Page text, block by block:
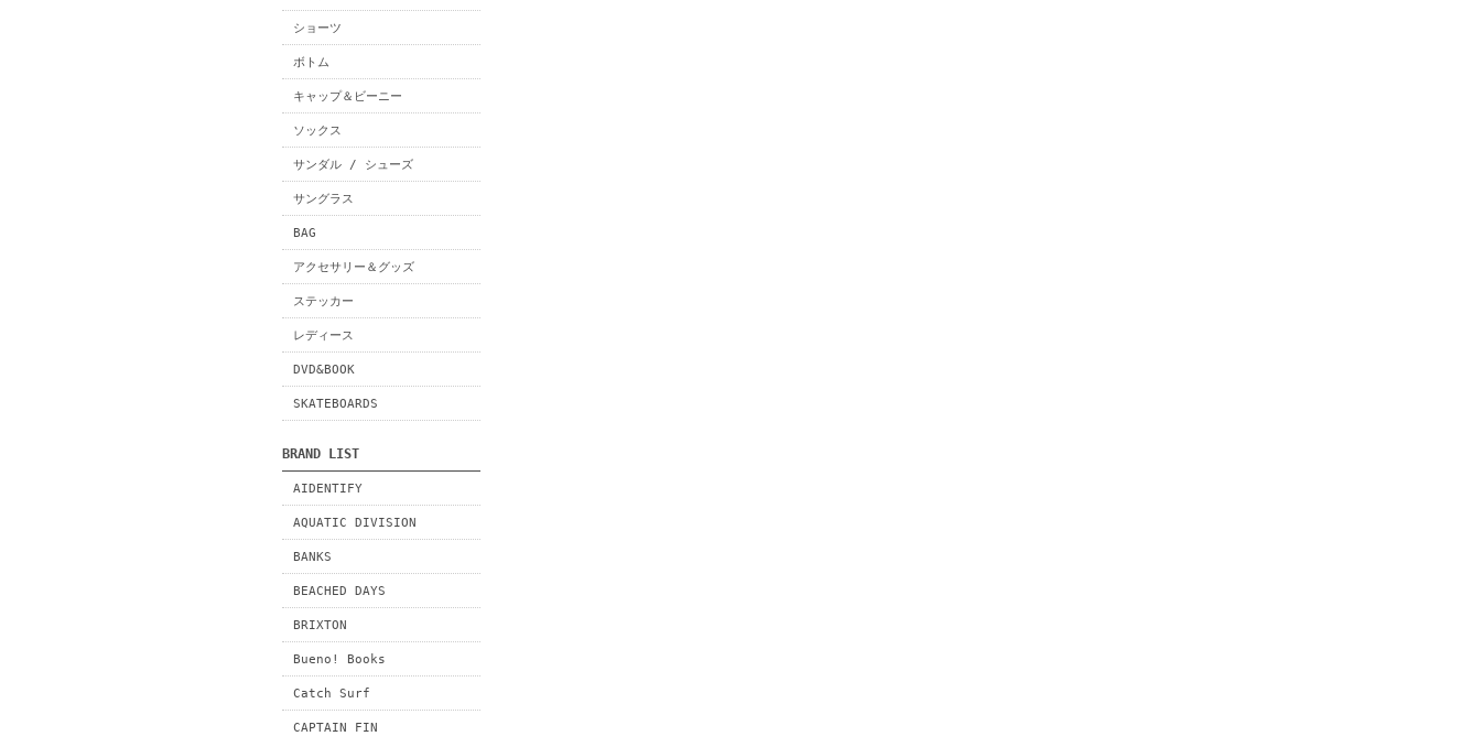
ショーツ
ボトム
キャップ＆ビーニー
ソックス
サンダル / シューズ
サングラス
BAG
アクセサリー＆グッズ
ステッカー
レディース
DVD&BOOK
SKATEBOARDS
BRAND LIST
AIDENTIFY
AQUATIC DIVISION
BANKS
BEACHED DAYS
BRIXTON
Bueno! Books
Catch Surf
CAPTAIN FIN